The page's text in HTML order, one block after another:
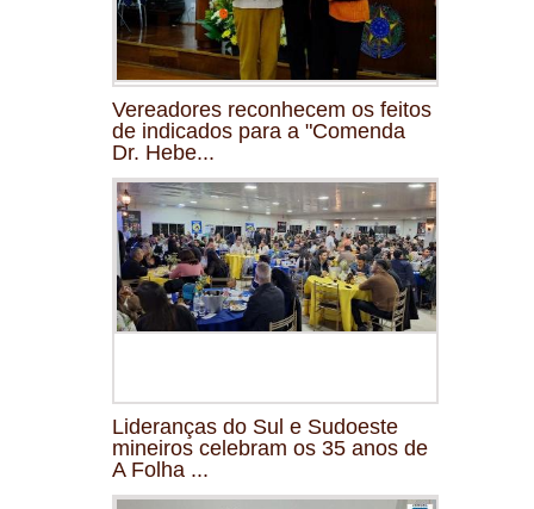
Vereadores reconhecem os feitos
de indicados para a "Comenda
Dr. Hebe...
Lideranças do Sul e Sudoeste
mineiros celebram os 35 anos de
A Folha ...